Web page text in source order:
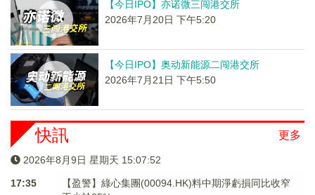
【今日IPO】亦诺微三闯港交所
2026年7月20日 下午5:20
【今日IPO】奥动新能源二闯港交所
2026年7月21日 下午5:50
更多
快訊
2026年8月9日 星期天 15:07:52
17:35
【盈警】綠心集團(00094.HK)料中期淨虧損同比收窄